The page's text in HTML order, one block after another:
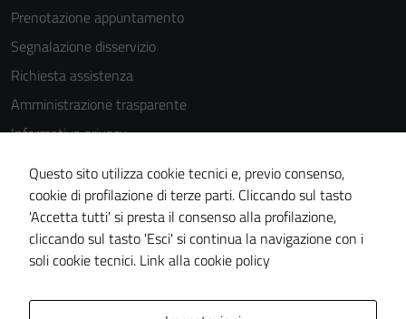
Prenotazione appuntamento
Segnalazione disservizio
Richiesta assistenza
Amministrazione trasparente
Informativa privacy
Cookie Policy
Note legali
Dichiarazione di accessibilità
Piano di miglioramento del sito
Questo sito utilizza cookie tecnici e, previo consenso,
cookie di profilazione di terze parti. Cliccando sul tasto
'Accetta tutti' si presta il consenso alla profilazione,
cliccando sul tasto 'Esci' si continua la navigazione con i
soli cookie tecnici. Link alla cookie policy